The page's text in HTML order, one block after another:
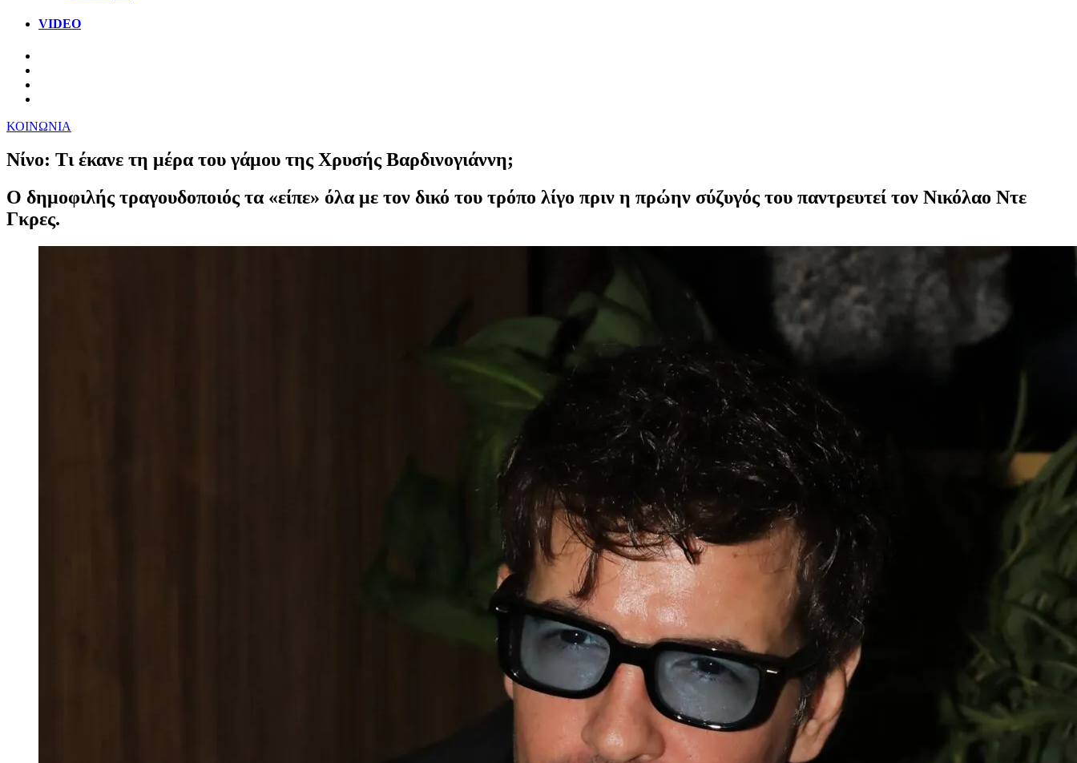
VIDEO
ΚΟΙΝΩΝΙΑ
Νίνο: Τι έκανε τη μέρα του γάμου της Χρυσής Βαρδινογιάννη;
Ο δημοφιλής τραγουδοποιός τα «είπε» όλα με τον δικό του τρόπο λίγο πριν η πρώην σύζυγός του παντρευτεί τον Νικόλαο Ντε
Γκρες.